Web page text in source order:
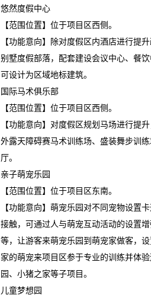
悠然度假中心
【范围位置】位于项目区西侧。
【功能意向】除对度假区内酒店进行提
别墅度假部落，配套建设会议中心、餐
可设计为区域地标建筑。
国际马术俱乐部
【范围位置】位于项目区西侧。
【功能意向】对度假区规划马场进行提
外露天障碍赛马术训练场、盛装舞步训
厅。
亲子萌宠乐园
【范围位置】位于项目区东南。
【功能意向】萌宠乐园对不同宠物设置
接触，可通过人与萌宠互动活动的设置
等，让游客来萌宠乐园到萌宠家做客，
家的萌宠来项目区参于专业的训练并体
园、小猪之家等子项目。
儿童梦想园